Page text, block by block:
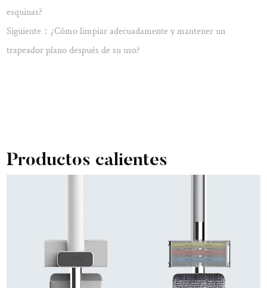
esquinas?
Siguiente：¿Cómo limpiar adecuadamente y mantener un
trapeador plano después de su uso?
Productos calientes